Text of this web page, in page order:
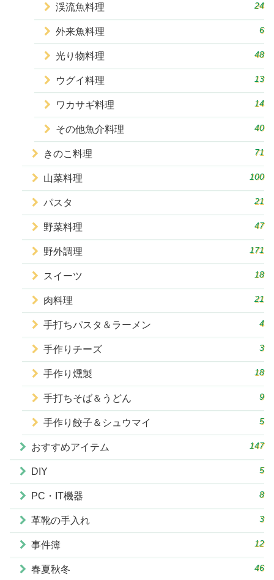
渓流魚料理 24
外来魚料理 6
光り物料理 48
ウグイ料理 13
ワカサギ料理 14
その他魚介料理 40
きのこ料理 71
山菜料理 100
パスタ 21
野菜料理 47
野外調理 171
スイーツ 18
肉料理 21
手打ちパスタ＆ラーメン 4
手作りチーズ 3
手作り燻製 18
手打ちそば＆うどん 9
手作り餃子＆シュウマイ 5
おすすめアイテム 147
DIY 5
PC・IT機器 8
革靴の手入れ 3
事件簿 12
春夏秋冬 46